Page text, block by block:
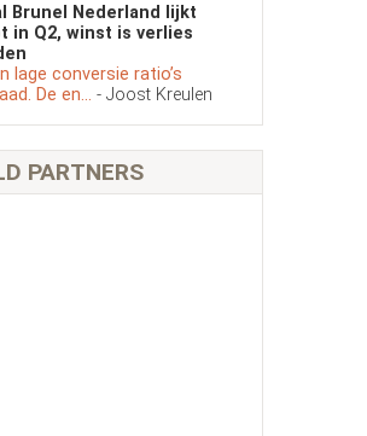
Brunel Nederland lijkt
in Q2, winst is verlies
lage conversie ratio’s
De en... - Joost Kreulen
PARTNERS